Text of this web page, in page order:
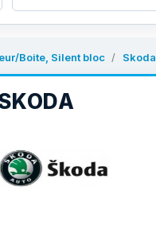
Boite, Silent bloc Skoda